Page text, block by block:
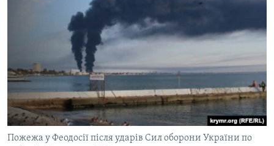
Пожежа у Феодосії після ударів Сил оборони України по